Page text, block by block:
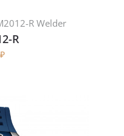
R Welder
R
₽